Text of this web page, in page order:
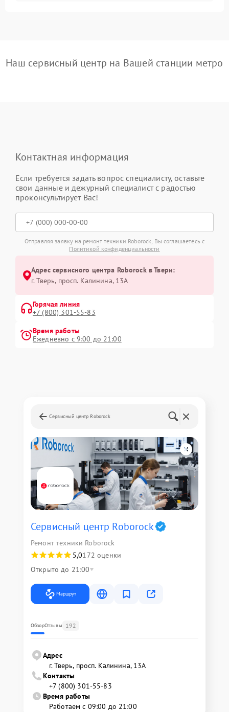
Наш сервисный центр на Вашей станции метро
Контактная информация
Если требуется задать вопрос специалисту, оставьте
свои данные и дежурный специалист с радостью
проконсультирует Вас!
Отправляя заявку на ремонт техники Roborock, Вы соглашаетесь с
Политикой конфиденциальности
Адрес сервисного центра Roborock в Твери:
г. Тверь, просп. Калинина, 13А
Горячая линия
+7 (800) 301-55-83
Время работы
Ежедневно с 9:00 до 21:00
Сервисный центр Roborock
Сервисный центр Roborock
Ремонт техники Roborock
5,0172 оценки
Открыто до 21:00
Маршрут
ОбзорОтзывы 192
Адрес
г. Тверь, просп. Калинина, 13А
Контакты
+7 (800) 301-55-83
Время работы
Работаем с 09:00 до 21:00